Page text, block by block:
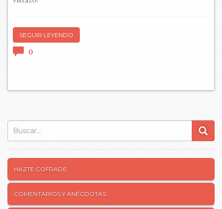
SEGUIR LEYENDO
0
Buscar:
HAZTE COFRADE
COMENTARIOS Y ANÉCDOTAS